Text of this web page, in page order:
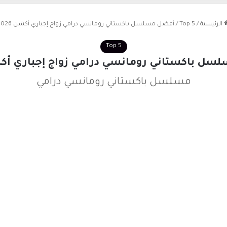
الرئيسية /
Top 5
/ أفضل مسلسل باكستاني رومانسي درامي زواج إجباري أكشن 2026
Top 5
باكستاني رومانسي درامي زواج إجباري أكشن
مسلسل باكستاني رومانسي درامي